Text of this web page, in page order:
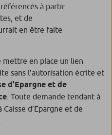
à partir
et de
en être faite
en place un lien
sans l’autorisation écrite et
d’Epargne et de
. Toute demande tendant à
d’Epargne et de